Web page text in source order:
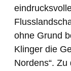
ohne Grund
Klinger die
Nordens“.